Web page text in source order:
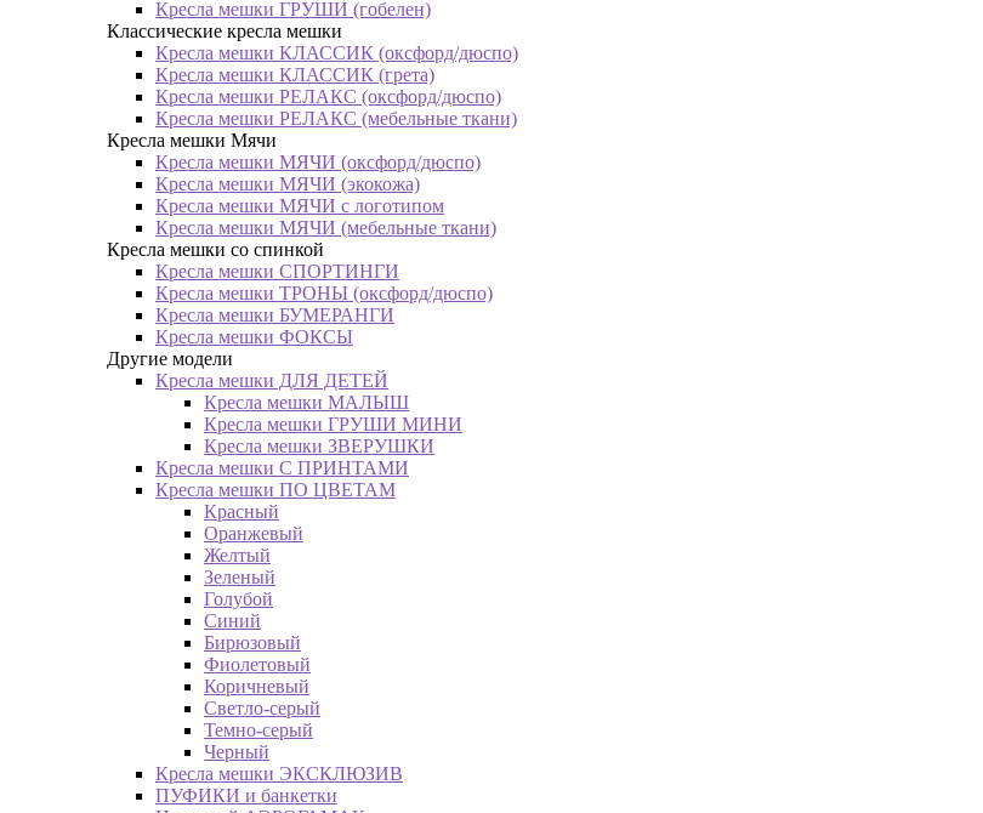
Кресла мешки ГРУШИ (гобелен)
Классические кресла мешки
Кресла мешки КЛАССИК (оксфорд/дюспо)
Кресла мешки КЛАССИК (грета)
Креслa мешки РЕЛАКС (оксфорд/дюспо)
Креслa мешки РЕЛАКС (мебельные ткани)
Кресла мешки Мячи
Кресла мешки МЯЧИ (оксфорд/дюспо)
Кресла мешки МЯЧИ (экокожа)
Кресла мешки МЯЧИ с логотипом
Кресла мешки МЯЧИ (мебельные ткани)
Кресла мешки со спинкой
Кресла мешки СПОРТИНГИ
Кресла мешки ТРОНЫ (оксфорд/дюспо)
Кресла мешки БУМЕРАНГИ
Кресла мешки ФОКСЫ
Другие модели
Кресла мешки ДЛЯ ДЕТЕЙ
Кресла мешки МАЛЫШ
Кресла мешки ГРУШИ МИНИ
Кресла мешки ЗВЕРУШКИ
Кресла мешки С ПРИНТАМИ
Кресла мешки ПО ЦВЕТАМ
Красный
Оранжевый
Желтый
Зеленый
Голубой
Синий
Бирюзовый
Фиолетовый
Коричневый
Светло-серый
Темно-серый
Черный
Кресла мешки ЭКСКЛЮЗИВ
ПУФИКИ и банкетки